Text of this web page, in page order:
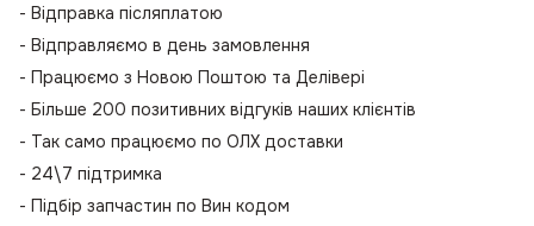
- Відправка післяплатою
- Відправляємо в день замовлення
- Працюємо з Новою Поштою та Делівері
- Більше 200 позитивних відгуків наших клієнтів
- Так само працюємо по ОЛХ доставки
- 24\7 підтримка
- Підбір запчастин по Вин кодом